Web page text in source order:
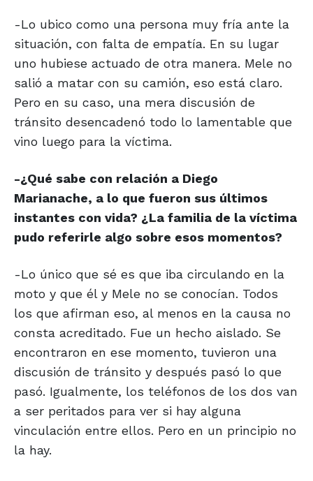
-Lo ubico como una persona muy fría ante la
situación, con falta de empatía. En su lugar
uno hubiese actuado de otra manera. Mele no
salió a matar con su camión, eso está claro.
Pero en su caso, una mera discusión de
tránsito desencadenó todo lo lamentable que
vino luego para la víctima.
-¿Qué sabe con relación a Diego
Marianache, a lo que fueron sus últimos
instantes con vida? ¿La familia de la víctima
pudo referirle algo sobre esos momentos?
-Lo único que sé es que iba circulando en la
moto y que él y Mele no se conocían. Todos
los que afirman eso, al menos en la causa no
consta acreditado. Fue un hecho aislado. Se
encontraron en ese momento, tuvieron una
discusión de tránsito y después pasó lo que
pasó. Igualmente, los teléfonos de los dos van
a ser peritados para ver si hay alguna
vinculación entre ellos. Pero en un principio no
la hay.